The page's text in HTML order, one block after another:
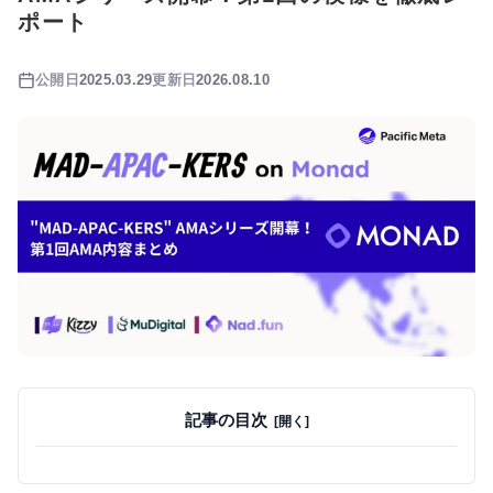
ポート
公開日 2025.03.29更新日2026.08.10
記事の目次